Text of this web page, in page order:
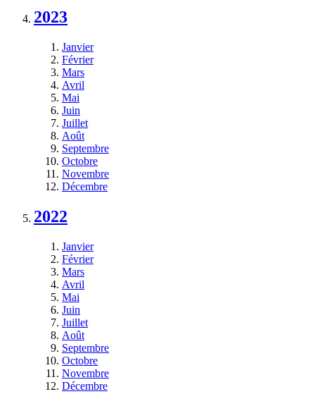
2023
Janvier
Février
Mars
Avril
Mai
Juin
Juillet
Août
Septembre
Octobre
Novembre
Décembre
2022
Janvier
Février
Mars
Avril
Mai
Juin
Juillet
Août
Septembre
Octobre
Novembre
Décembre